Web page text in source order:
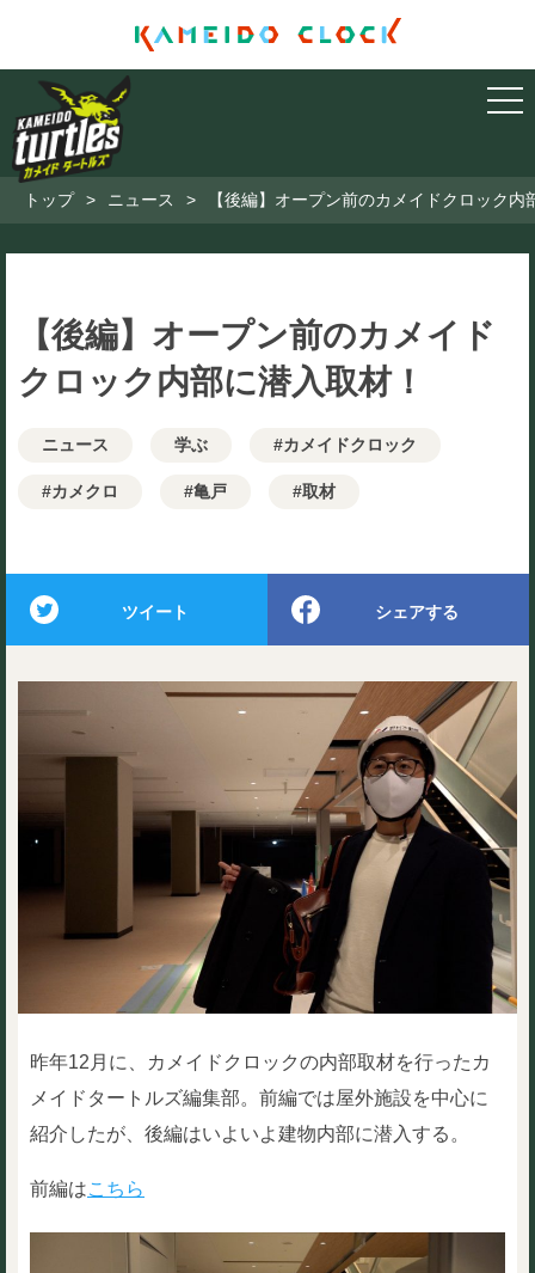
トップ > ニュース > 【後編】オープン前のカメイドクロック内
【後編】オープン前のカメイド
クロック内部に潜入取材！
ニュース 学ぶ #カメイドクロック
#カメクロ #亀戸 #取材
ツイート シェアする
昨年12月に、カメイドクロックの内部取材を行ったカ
メイドタートルズ編集部。前編では屋外施設を中心に
紹介したが、後編はいよいよ建物内部に潜入する。
前編はこちら